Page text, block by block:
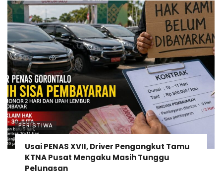
PERISTIWA
Usai PENAS XVII, Driver Pengangkut Tamu
KTNA Pusat Mengaku Masih Tunggu
Pelunasan